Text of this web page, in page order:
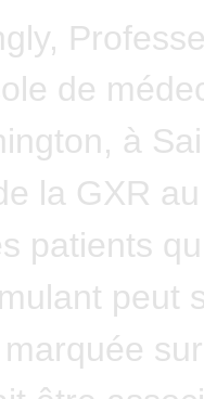
de
à
la GXR
patients
peut